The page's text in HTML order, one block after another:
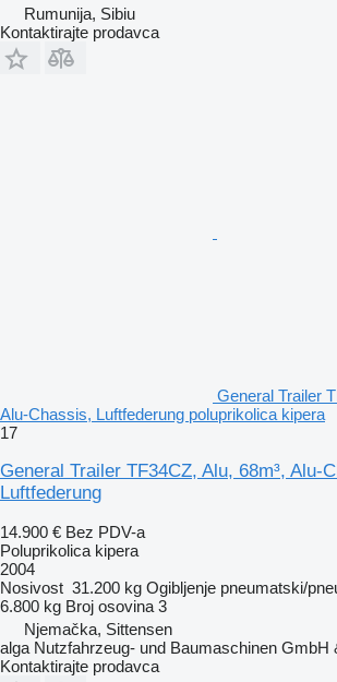
Rumunija, Sibiu
Kontaktirajte prodavca
General Trailer
Alu-Chassis, Luftfederung poluprikolica kipera
17
General Trailer TF34CZ, Alu, 68m³, Alu-
Luftfederung
14.900 € Bez PDV-a
Poluprikolica kipera
2004
Nosivost 31.200 kg Ogibljenje pneumatski/
6.800 kg Broj osovina 3
Njemačka, Sittensen
alga Nutzfahrzeug- und Baumaschinen GmbH
Kontaktirajte prodavca